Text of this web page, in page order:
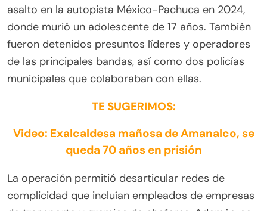
asalto en la autopista México-Pachuca en 2024,
donde murió un adolescente de 17 años. También
fueron detenidos presuntos líderes y operadores
de las principales bandas, así como dos policías
municipales que colaboraban con ellas.
TE SUGERIMOS:
Video: Exalcaldesa mañosa de Amanalco, se
queda 70 años en prisión
La operación permitió desarticular redes de
complicidad que incluían empleados de empresas